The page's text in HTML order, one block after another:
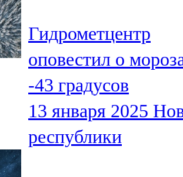
104,7 FM
Олы Әтнә
71,42 FM
Сарман
107,8 FM
Гидрометцентр
оповестил о
-43 градусов
13 января 2025
республики